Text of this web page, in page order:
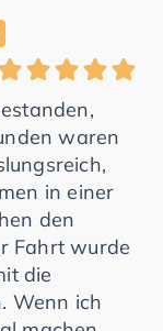
waren
in einer
den
Fahrt wurde
die
Wenn ich